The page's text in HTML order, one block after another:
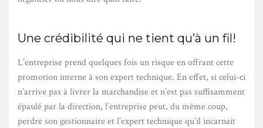
Une crédibilité qui ne tient qu’à un fil!
L’entreprise prend quelques fois un risque en offrant cette
promotion interne à son expert technique. En effet, si celui-ci
n’arrive pas à livrer la marchandise et n’est pas suffisamment
épaulé par la direction, l’entreprise peut, du même coup,
perdre son gestionnaire et l’expert technique qu’il incarnait